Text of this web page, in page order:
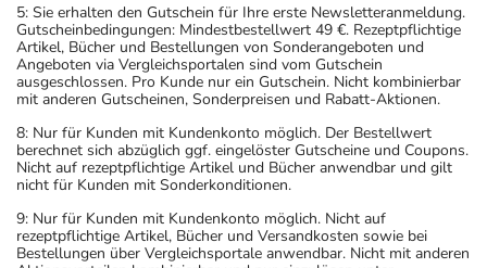
5: Sie erhalten den Gutschein für Ihre erste Newsletteranmeldung.
Gutscheinbedingungen: Mindestbestellwert 49 €. Rezeptpflichtige
Artikel, Bücher und Bestellungen von Sonderangeboten und
Angeboten via Vergleichsportalen sind vom Gutschein
ausgeschlossen. Pro Kunde nur ein Gutschein. Nicht kombinierbar
mit anderen Gutscheinen, Sonderpreisen und Rabatt-Aktionen.
8: Nur für Kunden mit Kundenkonto möglich. Der Bestellwert
berechnet sich abzüglich ggf. eingelöster Gutscheine und Coupons.
Nicht auf rezeptpflichtige Artikel und Bücher anwendbar und gilt
nicht für Kunden mit Sonderkonditionen.
9: Nur für Kunden mit Kundenkonto möglich. Nicht auf
rezeptpflichtige Artikel, Bücher und Versandkosten sowie bei
Bestellungen über Vergleichsportale anwendbar. Nicht mit anderen